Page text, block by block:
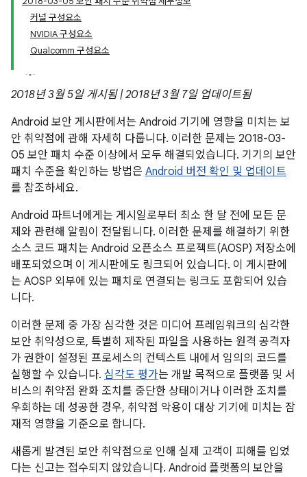
커널 구성요소
NVIDIA 구성요소
Qualcomm 구성요소
2018년 3월 5일 게시됨 | 2018년 3월 7일 업데이트됨
Android 보안 게시판에서는 Android 기기에 영향을 미치는 보
안 취약점에 관해 자세히 다룹니다. 이러한 문제는 2018-03-
05 보안 패치 수준 이상에서 모두 해결되었습니다. 기기의 보안
패치 수준을 확인하는 방법은 Android 버전 확인 및 업데이트
를 참조하세요.
Android 파트너에게는 게시일로부터 최소 한 달 전에 모든 문
제와 관련해 알림이 전달됩니다. 이러한 문제를 해결하기 위한
소스 코드 패치는 Android 오픈소스 프로젝트(AOSP) 저장소에
배포되었으며 이 게시판에도 링크되어 있습니다. 이 게시판에
는 AOSP 외부에 있는 패치로 연결되는 링크도 포함되어 있습
니다.
이러한 문제 중 가장 심각한 것은 미디어 프레임워크의 심각한
보안 취약성으로, 특별히 제작된 파일을 사용하는 원격 공격자
가 권한이 설정된 프로세스의 컨텍스트 내에서 임의의 코드를
실행할 수 있습니다. 심각도 평가는 개발 목적으로 플랫폼 및 서
비스의 취약점 완화 조치를 중단한 상태이거나 이러한 조치를
우회하는 데 성공한 경우, 취약점 악용이 대상 기기에 미치는 잠
재적 영향을 기준으로 합니다.
새롭게 발견된 보안 취약점으로 인해 실제 고객이 피해를 입었
다는 신고는 접수되지 않았습니다. Android 플랫폼의 보안을